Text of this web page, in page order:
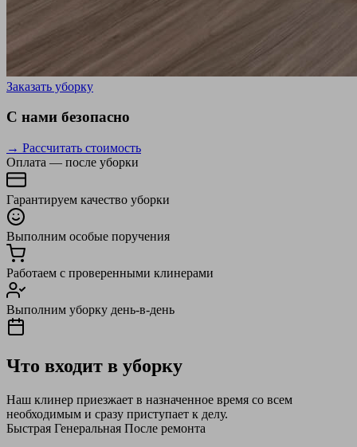
Заказать уборку
С нами безопасно
→ Рассчитать стоимость
Оплата — после уборки
Гарантируем качество уборки
Выполним особые поручения
Работаем с проверенными клинерами
Выполним уборку день-в-день
Что входит в уборку
Наш клинер приезжает в назначенное время со всем
необходимым и сразу приступает к делу.
Быстрая Генеральная После ремонта